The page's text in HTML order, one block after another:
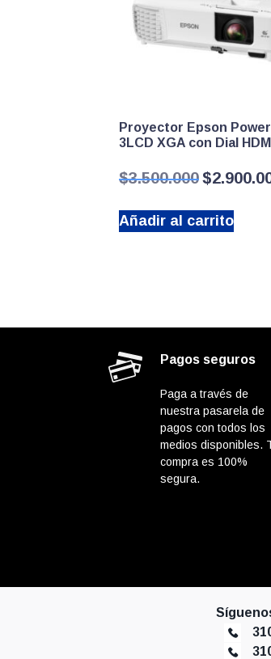
Proyector Epson
3LCD XGA con Dial HDM
$3.500.000 El
precio
era:
$
Añadir al carrito
Pagos seguros
Paga a través de
nuestra pasarela de
pagos con todos los
medios disponibles.
compra es 100%
segura.